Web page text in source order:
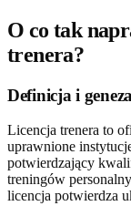
O co tak
trenera?
Definicja i
Licencja trenera to
uprawnione
potwierdzający
treningów
licencja potwierdza